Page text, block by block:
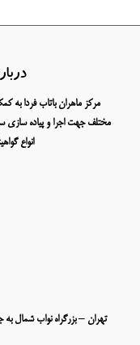
مرکز ماهران باتاب فردا به
مختلف جهت اجرا و پیاده سازی
انواع
تهران – بزرگراه نواب شمال